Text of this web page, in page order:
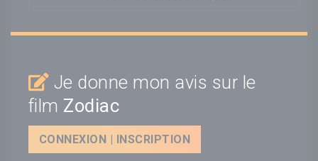
Je donne mon avis sur le
film Zodiac
CONNEXION | INSCRIPTION